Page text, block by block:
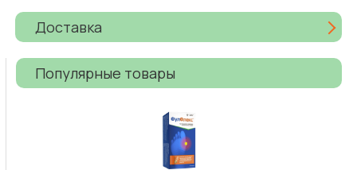
Доставка
Популярные товары